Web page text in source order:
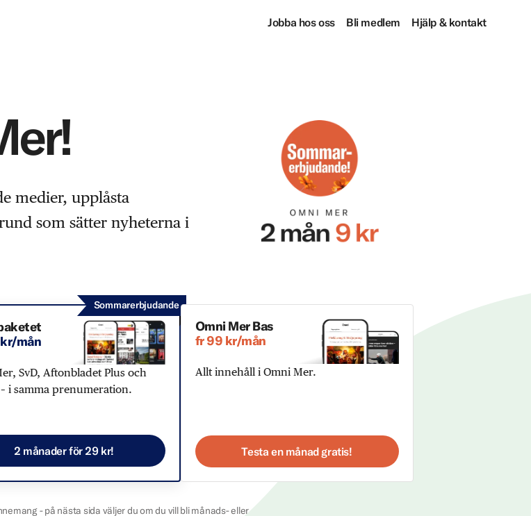
Jobba hos oss Bli medlem Hjälp & kontakt
medier, upplåsta
som sätter nyheterna i
Sommarerbjudande
mån
SvD, Aftonbladet Plus och
i samma prenumeration.
2 månader för 29 kr!
Omni Mer Bas
fr 99 kr/mån
Allt innehåll i Omni Mer.
Testa en månad gratis!
- på nästa sida väljer du om du vill bli månads- eller